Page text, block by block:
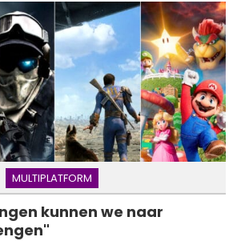
MULTIPLATFORM
kunnen we naar